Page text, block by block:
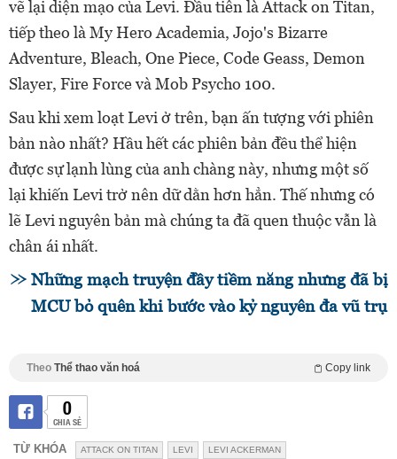
vẽ lại diện mạo của Levi. Đầu tiên là Attack on Titan,
tiếp theo là My Hero Academia, Jojo's Bizarre
Adventure, Bleach, One Piece, Code Geass, Demon
Slayer, Fire Force và Mob Psycho 100.
Sau khi xem loạt Levi ở trên, bạn ấn tượng với phiên
bản nào nhất? Hầu hết các phiên bản đều thể hiện
được sự lạnh lùng của anh chàng này, nhưng một số
lại khiến Levi trở nên dữ dằn hơn hẳn. Thế nhưng có
lẽ Levi nguyên bản mà chúng ta đã quen thuộc vẫn là
chân ái nhất.
Những mạch truyện đầy tiềm năng nhưng đã bị
MCU bỏ quên khi bước vào kỷ nguyên đa vũ trụ
Theo Thể thao văn hoá Copy link
0
CHIA SẺ
TỪ KHÓA ATTACK ON TITAN LEVI LEVI ACKERMAN